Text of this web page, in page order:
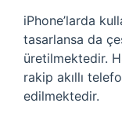
iPhone’larda
tasarlansa da
üretilmektedir.
rakip akıllı
edilmektedir.